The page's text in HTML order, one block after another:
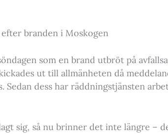
branden i Moskogen
som en brand utbröt på
ut till allmänheten då
Sedan dess har räddningstjänsten
sig, så nu brinner det inte längre –